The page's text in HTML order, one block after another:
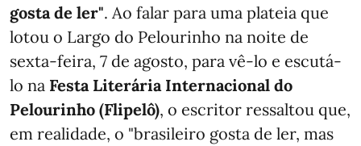
gosta de ler". Ao falar para uma plateia que
lotou o Largo do Pelourinho na noite de
sexta-feira, 7 de agosto, para vê-lo e escutá-
lo na Festa Literária Internacional do
Pelourinho (Flipelô), o escritor ressaltou que,
em realidade, o "brasileiro gosta de ler, mas